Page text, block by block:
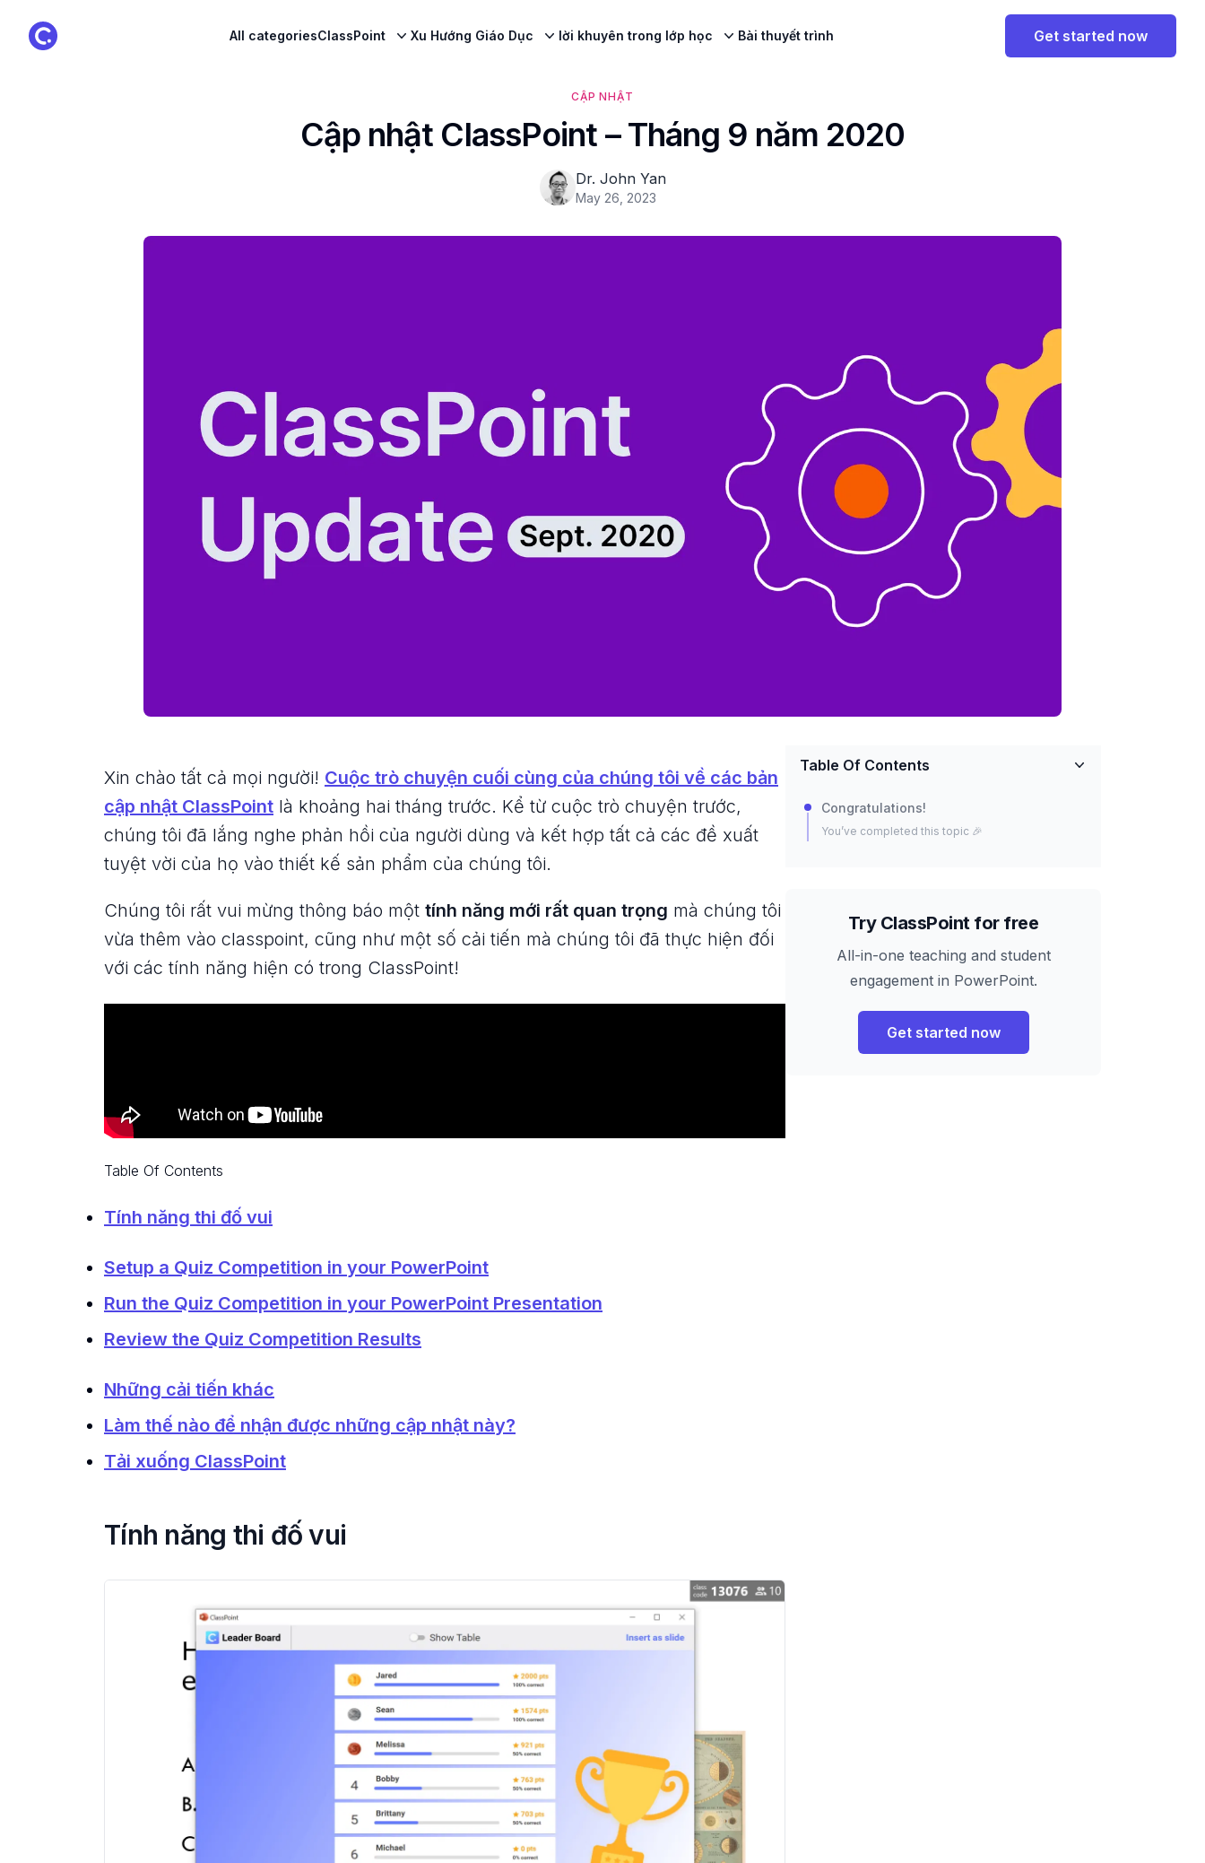
ClassPoint Logo All categoriesClassPoint Xu Hướng Giáo Dục lời khuyên trong lớp học Bài thuyết trình Get started now
CẬP NHẬT
Cập nhật ClassPoint – Tháng 9 năm 2020
Dr. John Yan
May 26, 2023
Xin chào tất cả mọi người! Cuộc trò chuyện cuối cùng của chúng tôi về các bản
cập nhật ClassPoint là khoảng hai tháng trước. Kể từ cuộc trò chuyện trước,
chúng tôi đã lắng nghe phản hồi của người dùng và kết hợp tất cả các đề xuất
tuyệt vời của họ vào thiết kế sản phẩm của chúng tôi.
Chúng tôi rất vui mừng thông báo một tính năng mới rất quan trọng mà chúng tôi
vừa thêm vào classpoint, cũng như một số cải tiến mà chúng tôi đã thực hiện đối
với các tính năng hiện có trong ClassPoint!
Table Of Contents
Tính năng thi đố vui
Setup a Quiz Competition in your PowerPoint
Run the Quiz Competition in your PowerPoint Presentation
Review the Quiz Competition Results
Những cải tiến khác
Làm thế nào để nhận được những cập nhật này?
Tải xuống ClassPoint
Tính năng thi đố vui
Table Of Contents
Congratulations!
You’ve completed this topic 🎉
Try ClassPoint for free
All-in-one teaching and student
engagement in PowerPoint.
Get started now